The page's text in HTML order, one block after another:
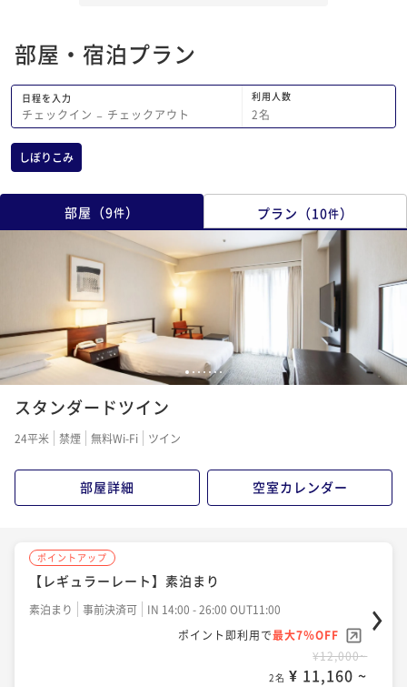
部屋・宿泊プラン
日程を入力
チェックイン − チェックアウト
利用人数
2名
しぼりこみ
部屋 （9件） プラン （10件）
1234 567
スタンダードツイン
24平米 禁煙 無料Wi-Fi ツイン
部屋詳細 空室カレンダー
ポイントアップ
【レギュラーレート】素泊まり
素泊まり 事前決済可
IN 14:00 - 26:00 OUT11:00
ポイント即利用で最大7％OFF
¥12,000~
2名 ¥ 11,160 ~